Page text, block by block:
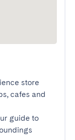
store
cafes and
guide to